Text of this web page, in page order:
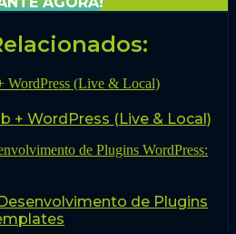
+ WordPress (Live & Local)
de Plugins